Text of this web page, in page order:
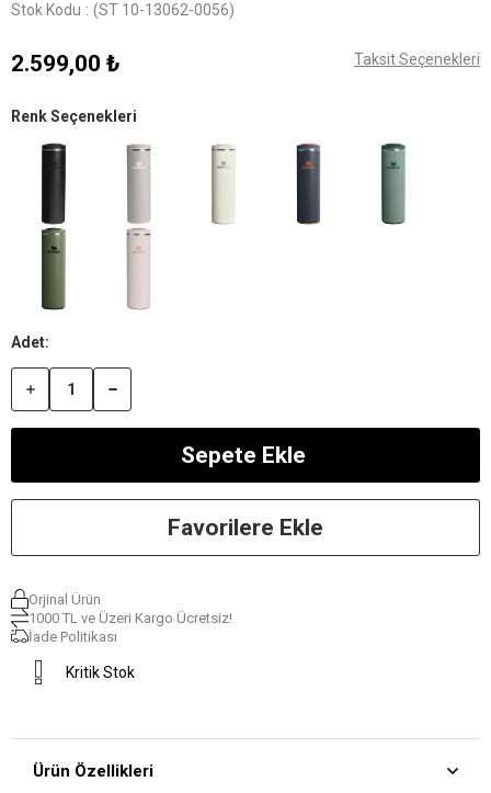
Stok Kodu (ST 10-13062-0056)
2.599,00 ₺ Taksit Seçenekleri
Renk Seçenekleri
Favorilere Ekle
Orjinal Ürün
1000 TL ve Üzeri Kargo Ücretsiz!
İade Politikası
Kritik Stok
Ürün Özellikleri